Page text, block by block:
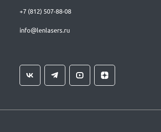
+7 (812) 507-88-08
info@lenlasers.ru